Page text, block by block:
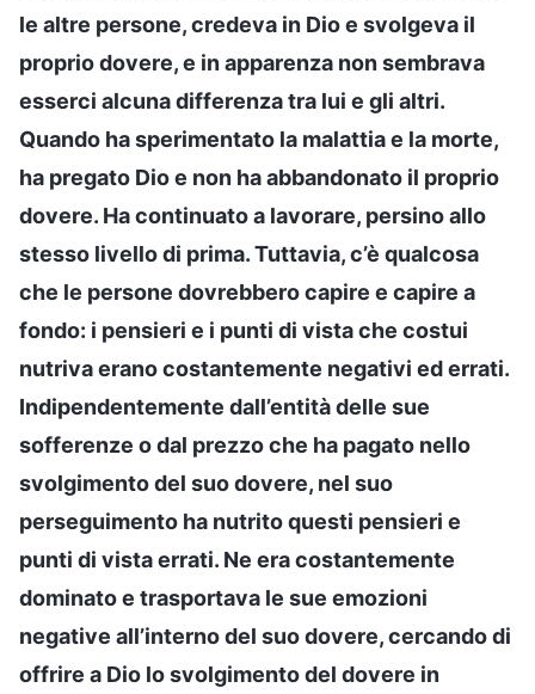
le altre persone, credeva in Dio e svolgeva il
proprio dovere, e in apparenza non sembrava
esserci alcuna differenza tra lui e gli altri.
Quando ha sperimentato la malattia e la morte,
ha pregato Dio e non ha abbandonato il proprio
dovere. Ha continuato a lavorare, persino allo
stesso livello di prima. Tuttavia, c’è qualcosa
che le persone dovrebbero capire e capire a
fondo: i pensieri e i punti di vista che costui
nutriva erano costantemente negativi ed errati.
Indipendentemente dall’entità delle sue
sofferenze o dal prezzo che ha pagato nello
svolgimento del suo dovere, nel suo
perseguimento ha nutrito questi pensieri e
punti di vista errati. Ne era costantemente
dominato e trasportava le sue emozioni
negative all’interno del suo dovere, cercando di
offrire a Dio lo svolgimento del dovere in